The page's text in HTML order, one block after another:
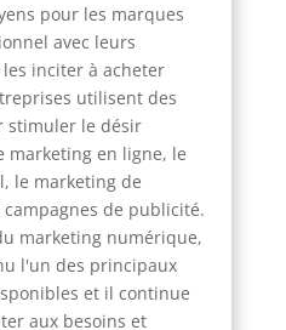
pour les marques
avec leurs
inciter à acheter
utilisent des
stimuler le désir
marketing en ligne, le
le marketing de
de publicité.
marketing numérique,
l'un des principaux
et il continue
aux besoins et